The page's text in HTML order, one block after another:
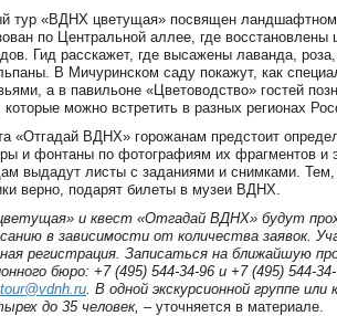
тур «ВДНХ цветущая» посвящен
по Центральной аллее, где восстановлены
Гид расскажет, где высажены лаванда,
В Мичуринском саду покажут, как
а в павильоне «Цветоводство» гостей
можно встретить в разных регионах
«Отгадай ВДНХ» горожанам предстоит
и фонтаны по фотографиям их фрагментов и
выдадут листы с заданиями и снимками. Тем,
верно, подарят билеты в музеи ВДНХ.
и квест «Отгадай ВДНХ» будут
в зависимости от количества заявок.
регистрация. Записаться на ближайшую
бюро: +7 (495) 544-34-96 и +7 (495) 544-
tour@vdnh.ru . В одной экскурсионной группе или
до 35 человек, – уточняется в материале.